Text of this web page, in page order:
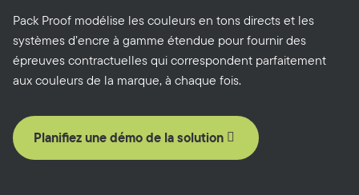
Pack Proof modélise les couleurs en tons directs et les
systèmes d’encre à gamme étendue pour fournir des
épreuves contractuelles qui correspondent parfaitement
aux couleurs de la marque, à chaque fois.
Planifiez une démo de la solution